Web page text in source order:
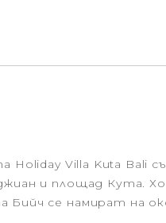
Villa Kuta Bali
и площад Кута.
се намират на